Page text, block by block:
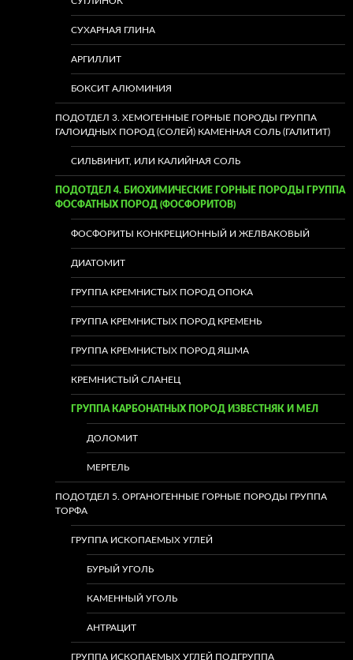
СУХАРНАЯ ГЛИНА
АРГИЛЛИТ
БОКСИТ АЛЮМИНИЯ
ПОДОТДЕЛ 3. ХЕМОГЕННЫЕ ГОРНЫЕ ПОРОДЫ ГРУППА
ГАЛОИДНЫХ ПОРОД (СОЛЕЙ) КАМЕННАЯ СОЛЬ (ГАЛИТИТ)
СИЛЬВИНИТ, ИЛИ КАЛИЙНАЯ СОЛЬ
ПОДОТДЕЛ 4. БИОХИМИЧЕСКИЕ ГОРНЫЕ ПОРОДЫ ГРУППА
ФОСФАТНЫХ ПОРОД (ФОСФОРИТОВ)
ФОСФОРИТЫ КОНКРЕЦИОННЫЙ И ЖЕЛВАКОВЫЙ
ДИАТОМИТ
ГРУППА КРЕМНИСТЫХ ПОРОД ОПОКА
ГРУППА КРЕМНИСТЫХ ПОРОД КРЕМЕНЬ
ГРУППА КРЕМНИСТЫХ ПОРОД ЯШМА
КРЕМНИСТЫЙ СЛАНЕЦ
ГРУППА КАРБОНАТНЫХ ПОРОД ИЗВЕСТНЯК И МЕЛ
ДОЛОМИТ
МЕРГЕЛЬ
ПОДОТДЕЛ 5. ОРГАНОГЕННЫЕ ГОРНЫЕ ПОРОДЫ ГРУППА
ТОРФА
ГРУППА ИСКОПАЕМЫХ УГЛЕЙ
БУРЫЙ УГОЛЬ
КАМЕННЫЙ УГОЛЬ
АНТРАЦИТ
ГРУППА ИСКОПАЕМЫХ УГЛЕЙ ПОДГРУППА